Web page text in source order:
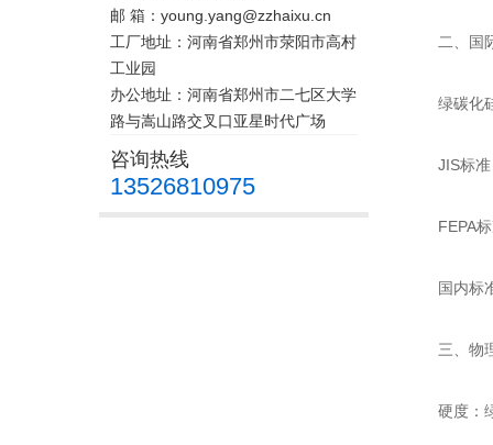
邮 箱：young.yang@zzhaixu.cn
工厂地址：河南省郑州市荥阳市高村
工业园
办公地址：河南省郑州市二七区大学
路与嵩山路交叉口亚星时代广场
咨询热线
13526810975
二、国际
绿碳化硅
JIS标准
FEPA标
国内标准
三、物理
硬度：绿